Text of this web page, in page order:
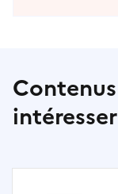
intéresser